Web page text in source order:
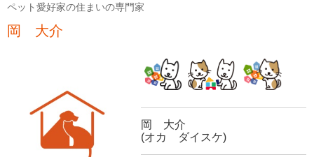
ペット愛好家の住まいの専門家
岡 大介
岡 大介
(オカ ダイスケ)